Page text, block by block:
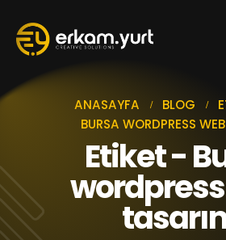
ANASAYFA BLOG
BURSA WORDPRESS
Etiket -